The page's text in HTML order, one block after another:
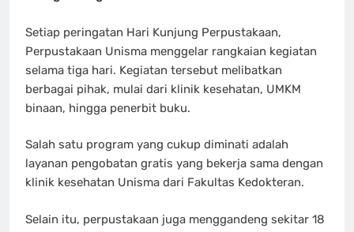
Setiap peringatan Hari Kunjung Perpustakaan,
Perpustakaan Unisma menggelar rangkaian kegiatan
selama tiga hari. Kegiatan tersebut melibatkan
berbagai pihak, mulai dari klinik kesehatan, UMKM
binaan, hingga penerbit buku.
Salah satu program yang cukup diminati adalah
layanan pengobatan gratis yang bekerja sama dengan
klinik kesehatan Unisma dari Fakultas Kedokteran.
Selain itu, perpustakaan juga menggandeng sekitar 18